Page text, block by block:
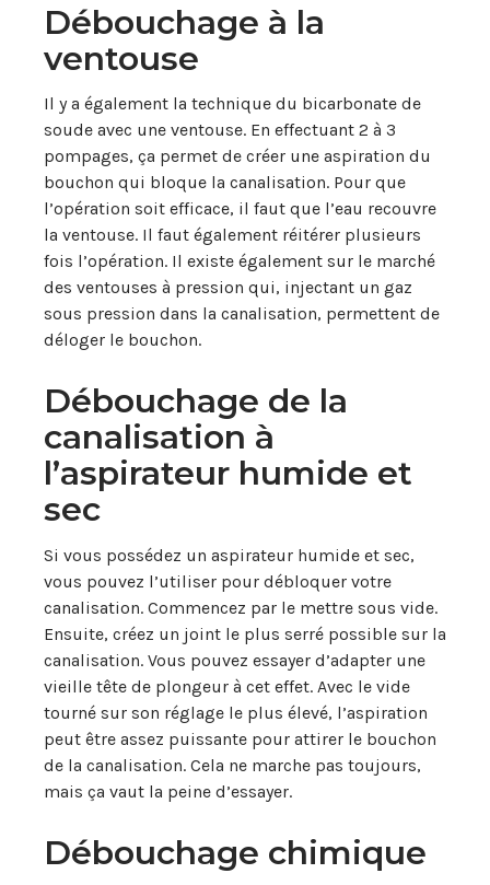
Débouchage à la
ventouse
Il y a également la technique du bicarbonate de
soude avec une ventouse. En effectuant 2 à 3
pompages, ça permet de créer une aspiration du
bouchon qui bloque la canalisation. Pour que
l’opération soit efficace, il faut que l’eau recouvre
la ventouse. Il faut également réitérer plusieurs
fois l’opération. Il existe également sur le marché
des ventouses à pression qui, injectant un gaz
sous pression dans la canalisation, permettent de
déloger le bouchon.
Débouchage de la
canalisation à
l’aspirateur humide et
sec
Si vous possédez un aspirateur humide et sec,
vous pouvez l’utiliser pour débloquer votre
canalisation. Commencez par le mettre sous vide.
Ensuite, créez un joint le plus serré possible sur la
canalisation. Vous pouvez essayer d’adapter une
vieille tête de plongeur à cet effet. Avec le vide
tourné sur son réglage le plus élevé, l’aspiration
peut être assez puissante pour attirer le bouchon
de la canalisation. Cela ne marche pas toujours,
mais ça vaut la peine d’essayer.
Débouchage chimique